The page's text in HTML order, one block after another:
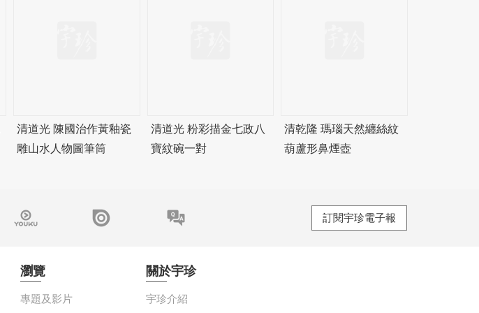
清道光 陳國治作黃釉瓷
雕山水人物圖筆筒
清道光 粉彩描金七政八
寶紋碗一對
清乾隆 瑪瑙天然纏絲紋
葫蘆形鼻煙壺
訂閱宇珍電子報
瀏覽
專題及影片
關於宇珍
宇珍介紹